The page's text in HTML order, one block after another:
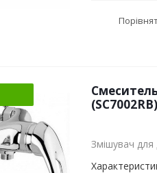
(SC7002RB)
Змішувач для